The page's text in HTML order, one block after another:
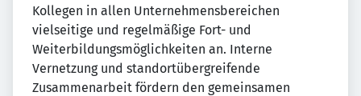
Kollegen in allen Unternehmensbereichen
vielseitige und regelmäßige Fort- und
Weiterbildungsmöglichkeiten an. Interne
Vernetzung und standortübergreifende
Zusammenarbeit fördern den gemeinsamen